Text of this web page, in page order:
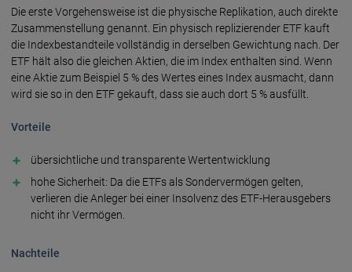
Die erste Vorgehensweise ist die physische Replikation, auch direkte
Zusammenstellung genannt. Ein physisch replizierender ETF kauft
die Indexbestandteile vollständig in derselben Gewichtung nach. Der
ETF hält also die gleichen Aktien, die im Index enthalten sind. Wenn
eine Aktie zum Beispiel 5 % des Wertes eines Index ausmacht, dann
wird sie so in den ETF gekauft, dass sie auch dort 5 % ausfüllt.
Vorteile
übersichtliche und transparente Wertentwicklung
hohe Sicherheit: Da die ETFs als Sondervermögen gelten,
verlieren die Anleger bei einer Insolvenz des ETF-Herausgebers
nicht ihr Vermögen.
Nachteile